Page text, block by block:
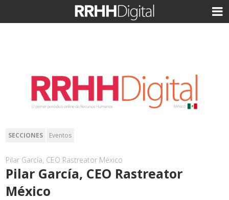
SECCIONES Eventos
Pilar García, CEO Rastreator México
Pilar García, CEO Rastreator
México